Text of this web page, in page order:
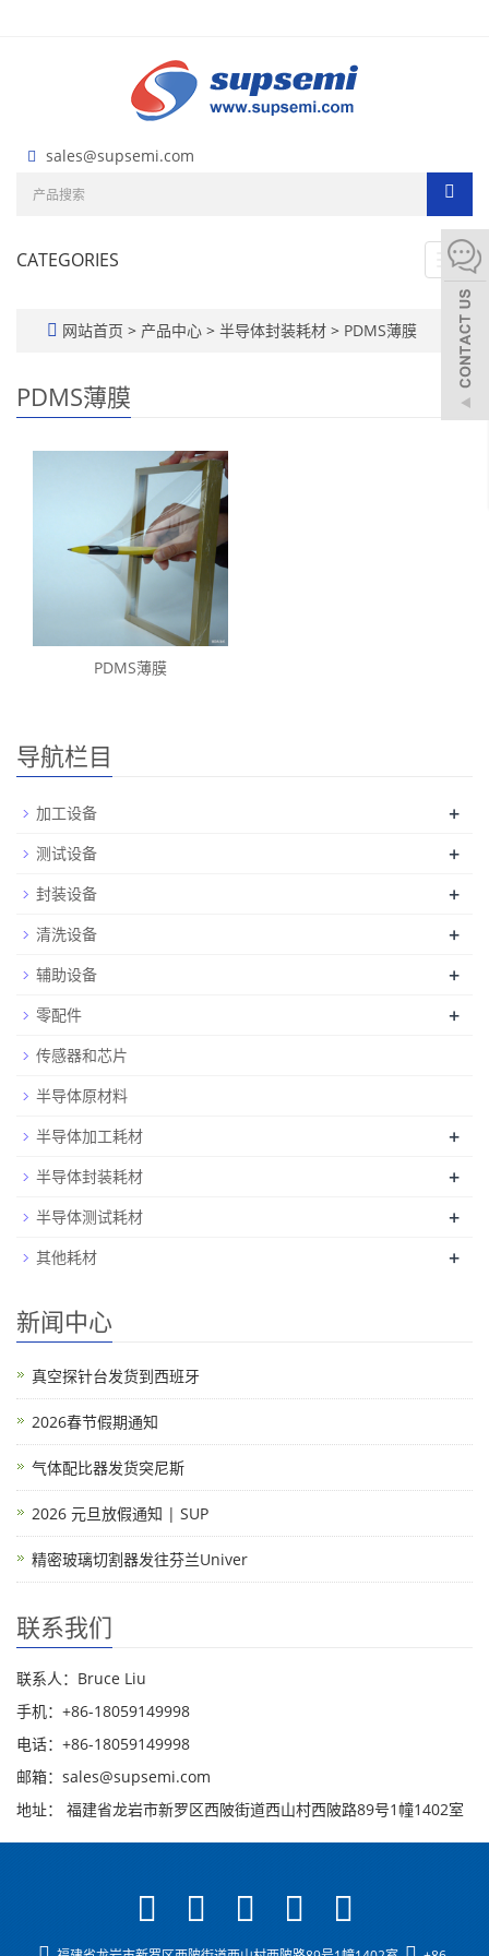
sales@supsemi.com
CATEGORIES
网站首页 > 产品中心 > 半导体封装耗材 > PDMS薄膜
PDMS薄膜
PDMS薄膜
导航栏目
加工设备 +
测试设备 +
封装设备 +
清洗设备 +
辅助设备 +
零配件 +
传感器和芯片
半导体原材料
半导体加工耗材
+
半导体封装耗材 +
半导体测试耗材 +
其他耗材 +
新闻中心
真空探针台发货到西班牙
2026春节假期通知
气体配比器发货突尼斯
2026 元旦放假通知 | SUP
精密玻璃切割器发往芬兰Univer
联系我们
联系人：Bruce Liu
手机：+86-18059149998
电话：+86-18059149998
邮箱：sales@supsemi.com
地址： 福建省龙岩市新罗区西陂街道西山村西陂路89号1幢1402室